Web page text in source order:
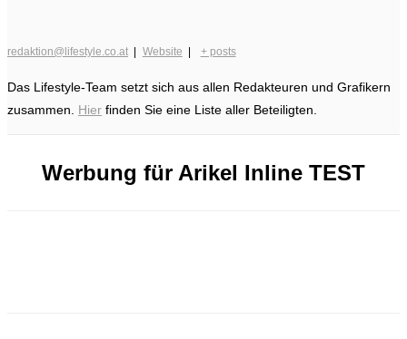
redaktion@lifestyle.co.at Website + posts
Das Lifestyle-Team setzt sich aus allen Redakteuren und Grafikern
zusammen. Hier finden Sie eine Liste aller Beteiligten.
Werbung für Arikel Inline TEST